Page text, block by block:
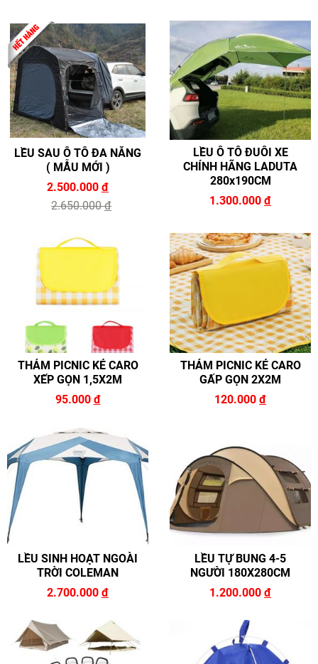
LỀU SAU Ô TÔ ĐA NĂNG
( MẪU MỚI )
2.500.000 đ
2.650.000đ
LỀU Ô TÔ ĐUÔI XE
CHÍNH HÃNG LADUTA
280x190CM
1.300.000 đ
THẢM PICNIC KẺ CARO
XẾP GỌN 1,5X2M
95.000 đ
THẢM PICNIC KẺ CARO
GẤP GỌN 2X2M
120.000 đ
LỀU SINH HOẠT NGOÀI
TRỜI COLEMAN
2.700.000 đ
LỀU TỰ BUNG 4-5
NGƯỜI 180X280CM
1.200.000 đ